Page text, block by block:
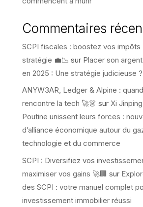
Commentaires
SCPI fiscales : boostez vos impôts
stratégie 💼📉 sur Placer son
en 2025 : Une stratégie judicieuse ?
ANYW3AR, Ledger & Alpine :
rencontre la tech 🚀👗 sur Xi
Poutine unissent leurs forces :
d’alliance économique autour du
technologie et du commerce
SCPI : Diversifiez vos
maximiser vos gains 🚀🏢 sur
des SCPI : votre manuel complet
investissement immobilier réussi